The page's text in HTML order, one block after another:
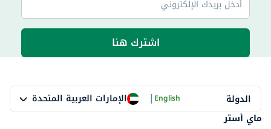
اشترك هنا
الدولة الإمارات العربية المتحدة |English
ماي أستر